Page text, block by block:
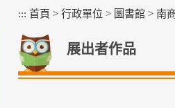
::: 首頁 > 行政單位 > 圖書館 > 南
展出者作品